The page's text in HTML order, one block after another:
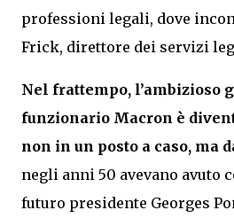
professioni legali, dove
Frick, direttore dei servizi
Nel frattempo, l’ambizioso
funzionario Macron è
non in un posto a caso, ma
negli anni 50 avevano avuto
futuro presidente Georges